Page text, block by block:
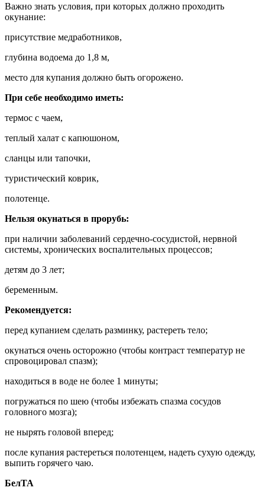
Важно знать условия, при которых должно проходить
окунание:
присутствие медработников,
глубина водоема до 1,8 м,
место для купания должно быть огорожено.
При себе необходимо иметь:
термос с чаем,
теплый халат с капюшоном,
сланцы или тапочки,
туристический коврик,
полотенце.
Нельзя окунаться в прорубь:
при наличии заболеваний сердечно-сосудистой, нервной
системы, хронических воспалительных процессов;
детям до 3 лет;
беременным.
Рекомендуется:
перед купанием сделать разминку, растереть тело;
окунаться очень осторожно (чтобы контраст температур не
спровоцировал спазм);
находиться в воде не более 1 минуты;
погружаться по шею (чтобы избежать спазма сосудов
головного мозга);
не нырять головой вперед;
после купания растереться полотенцем, надеть сухую одежду,
выпить горячего чаю.
БелТА